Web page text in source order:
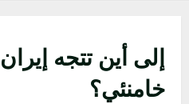
إلى أين تتجه
خامنئي؟